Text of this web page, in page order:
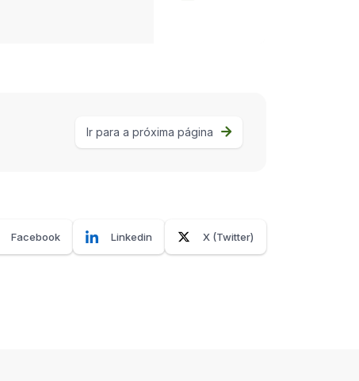
Ir para a próxima página
Facebook Linkedin X (Twitter)